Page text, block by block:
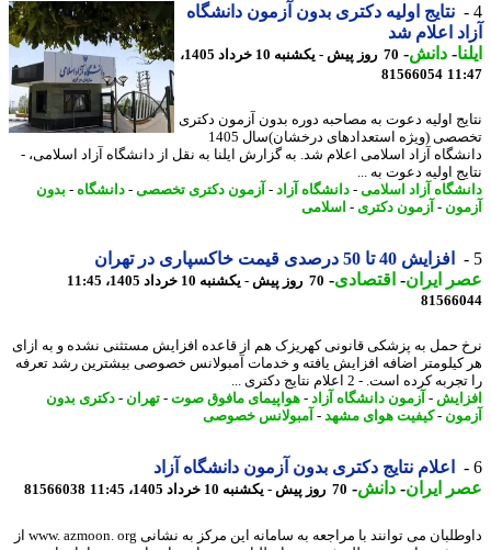
نتایج اولیه دکتری بدون آزمون دانشگاه
اعلام شد
-دانش -
70 روز پیش - یکشنبه 10 خرداد 1405،
81566054
اولیه دعوت به مصاحبه دوره بدون آزمون دکتری
تخصصی (ویژه استعدادهای درخشان)سال 1405
آزاد اسلامی اعلام شد. به گزارش ایلنا به نقل از دانشگاه آزاد اسلامی، -
اولیه دعوت به ...
آزاد اسلامی-دانشگاه آزاد- آزمون دکتری تخصصی-دانشگاه-بدون
-آزمون دکتری- اسلامی
افزایش 40 تا 50 درصدی قیمت خاکسپاری در تهران
ایران- اقتصادی-70 روز پیش - یکشنبه 10 خرداد 1405، 11:45
حمل به پزشکی قانونی کهریزک هم از قاعده افزایش مستثنی نشده و به ازای
اضافه افزایش یافته و خدمات آمبولانس خصوصی بیشترین رشد تعرفه
کرده است. - 2 اعلام نتایج دکتری ...
-آزمون دانشگاه آزاد- هواپیمای مافوق صوت-تهران-
دکتری بدون
-کیفیت هوای مشهد-آمبولانس خصوصی
اعلام نتایج دکتری بدون آزمون دانشگاه آزاد
ایران- دانش -70 روز پیش - یکشنبه 10 خرداد 1405، 11:45 81566038
داوطلبان می توانند با مراجعه به سامانه این مرکز به نشانی www. azmoon. org از